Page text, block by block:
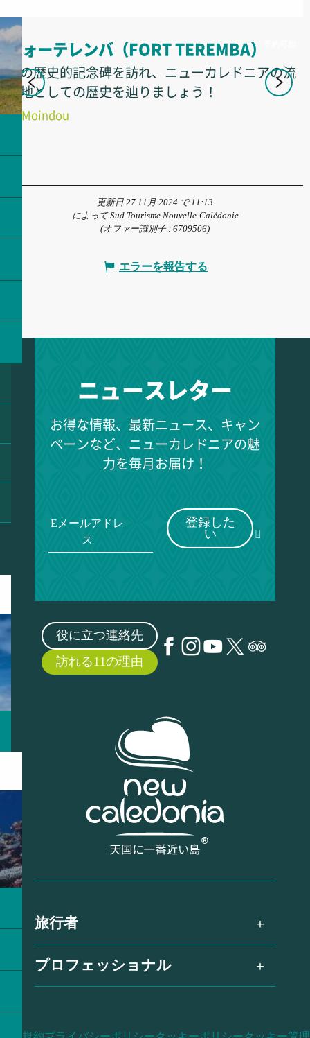
フォーテレンバ（FORT TEREMBA）
この歴史的記念碑を訪れ、ニューカレドニアの流
刑地としての歴史を辿りましょう！
Moindou
更新日 27 11月 2024 で 11:13
によって Sud Tourisme Nouvelle-Calédonie
(オファー識別子 : 6709506)
エラーを報告する
ニュースレター
お得な情報、最新ニュース、キャン
ペーンなど、ニューカレドニアの魅
力を毎月お届け！
Eメールアドレ
ス
登録した
い
役に立つ連絡先
訪れる11の理由
旅行者
プロフェッショナル